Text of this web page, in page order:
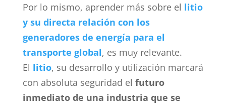
Por lo mismo, aprender más sobre el litio
y su directa relación con los
generadores de energía para el
transporte global, es muy relevante.
El litio, su desarrollo y utilización marcará
con absoluta seguridad el futuro
inmediato de una industria que se